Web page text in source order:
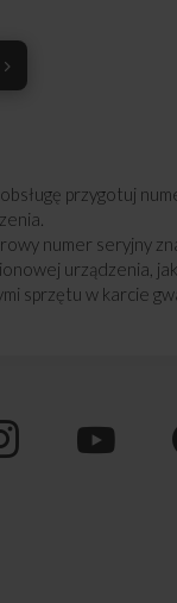
przygotuj
numer seryjny
urządzenia,
sprzętu w karcie